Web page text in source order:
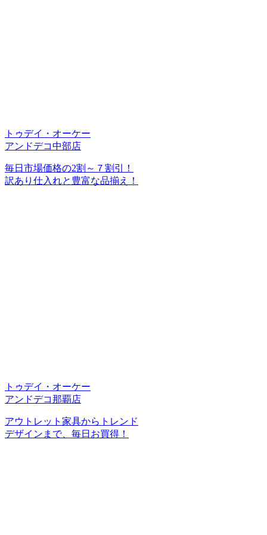
トゥデイ・オーケー
アンドデコ中部店
毎日市場価格の2割～７割引！
訳あり仕入れと豊富な品揃え！
トゥデイ・オーケー
アンドデコ那覇店
アウトレット家具からトレンド
デザインまで、毎日お買得！